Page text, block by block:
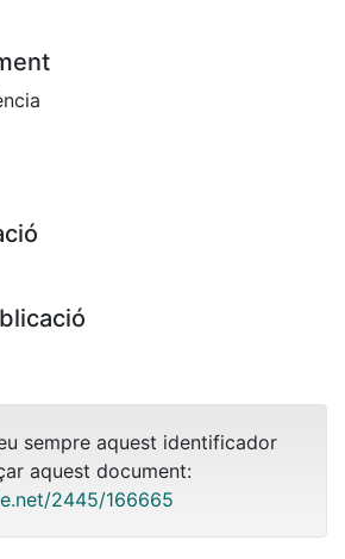
sempre aquest identificador
aquest document:
2445/166665